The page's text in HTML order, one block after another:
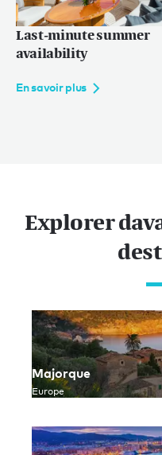
Last-minute summer
availability
En savoir plus
Explorer
Majorque
Europe